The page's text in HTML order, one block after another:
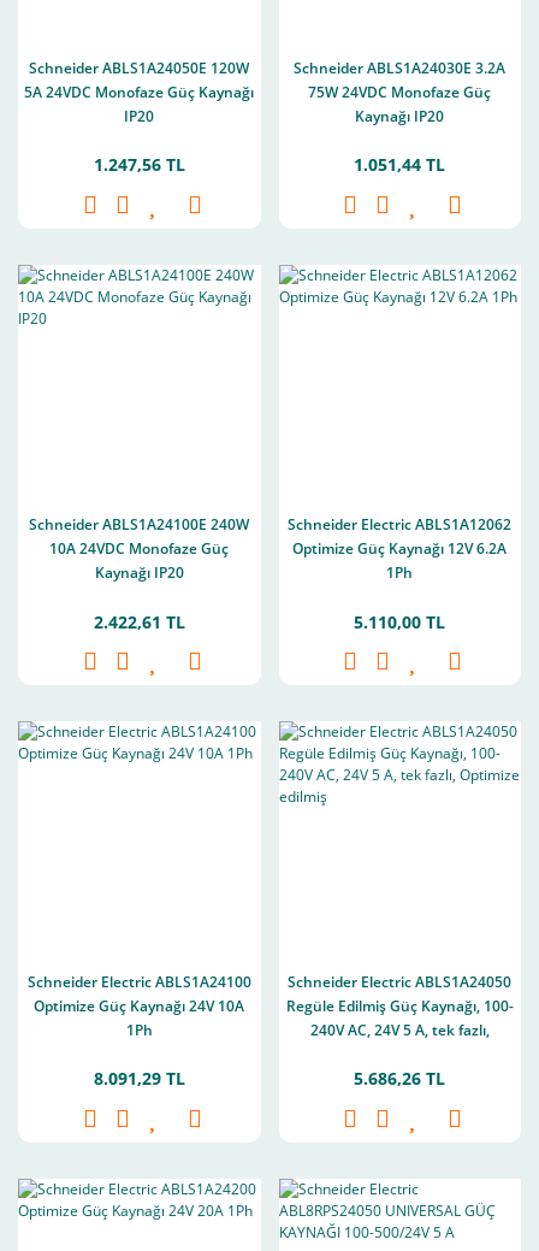
Schneider ABLS1A24050E 120W
5A 24VDC Monofaze Güç Kaynağı
IP20
1.247,56 TL
Schneider ABLS1A24030E 3.2A
75W 24VDC Monofaze Güç
Kaynağı IP20
1.051,44 TL
Schneider ABLS1A24100E 240W
10A 24VDC Monofaze Güç
Kaynağı IP20
2.422,61 TL
Schneider Electric ABLS1A12062
Optimize Güç Kaynağı 12V 6.2A
1Ph
5.110,00 TL
Schneider Electric ABLS1A24100
Optimize Güç Kaynağı 24V 10A
1Ph
8.091,29 TL
Schneider Electric ABLS1A24050
Regüle Edilmiş Güç Kaynağı, 100-
240V AC, 24V 5 A, tek fazlı,
5.686,26 TL